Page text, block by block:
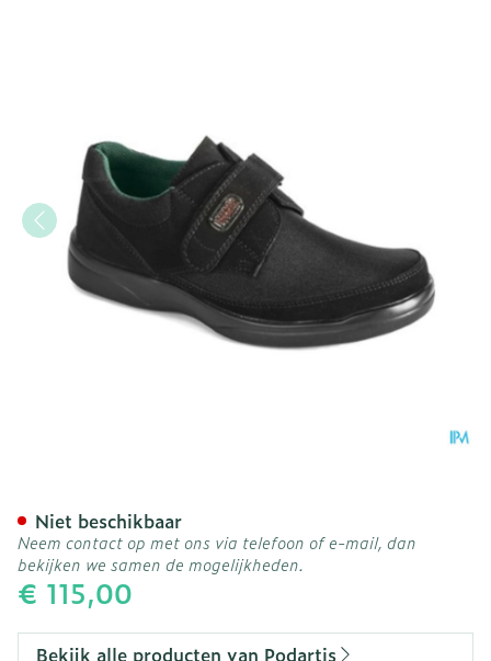
€ 115,00
Niet beschikbaar
Neem contact op met ons via telefoon of e-mail, dan
bekijken we samen de mogelijkheden.
Bekijk alle producten van Podartis